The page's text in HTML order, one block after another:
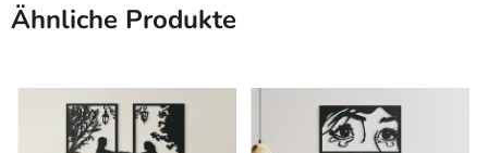
Ähnliche Produkte